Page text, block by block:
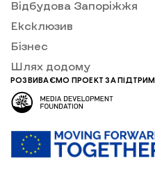
Відбудова Запоріжжя
Ексклюзив
Бізнес
Шлях додому
РОЗВИВАЄМО ПРОЕКТ ЗА